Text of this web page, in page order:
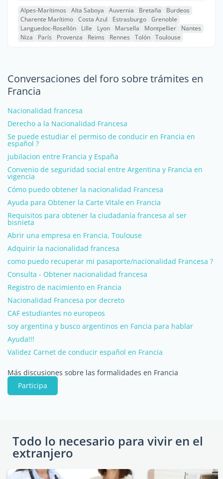
Alpes-Marítimos Alta Saboya Auvernia Bretaña
Burdeos
Charente Marítimo Costa Azul Estrasburgo Grenoble
Languedoc-Rosellón
Lille Lyon Marsella Montpellier
Nantes
Niza
París Provenza Reims Rennes Tolón Toulouse
Conversaciones del foro sobre trámites en
Francia
Nacionalidad francesa
Derecho a la Nacionalidad Francesa
Se puede estudiar el permiso de conducir en Francia en
español ?
jubilacion entre Francia y España
Convenio de seguridad social entre Argentina y Francia en
vigencia
Cómo puedo obtener la nacionalidad Francesa
Ayuda para Obtener la Carte Vitale en Francia
Requisitos para obtener la ciudadanía francesa al ser
bisnieta
Abrir una empresa en Francia, Toulouse
Adquirir la nacionalidad francesa
como puedo recuperar mi pasaporte/nacionalidad Francesa ?
Consulta - Obtener nacionalidad francesa
Registro de nacimiento en Francia
Nacionalidad Francesa por decreto
CAF estudiantes no europeos
soy argentina y busco argentinos en Fancia para hablar
Ayuda!!!
Validez Carnet de conducir español en Francia
Más discusiones sobre las formalidades en Francia
Participa
Todo lo necesario para vivir en el
extranjero